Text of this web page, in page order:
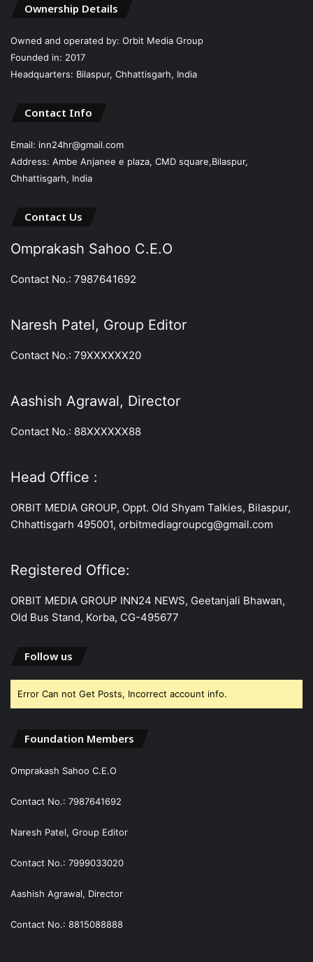
Ownership Details
Owned and operated by: Orbit Media Group
Founded in: 2017
Headquarters: Bilaspur, Chhattisgarh, India
Contact Info
Email: inn24hr@gmail.com
Address: Ambe Anjanee e plaza, CMD square,Bilaspur,
Chhattisgarh, India
Contact Us
Omprakash Sahoo C.E.O
Contact No.: 7987641692
Naresh Patel, Group Editor
Contact No.: 79XXXXXX20
Aashish Agrawal, Director
Contact No.: 88XXXXXX88
Head Office :
ORBIT MEDIA GROUP, Oppt. Old Shyam Talkies, Bilaspur,
Chhattisgarh 495001, orbitmediagroupcg@gmail.com
Registered Office:
ORBIT MEDIA GROUP INN24 NEWS, Geetanjali Bhawan,
Old Bus Stand, Korba, CG-495677
Follow us
Error Can not Get Posts, Incorrect account info.
Foundation Members
Omprakash Sahoo C.E.O
Contact No.: 7987641692
Naresh Patel, Group Editor
Contact No.: 7999033020
Aashish Agrawal, Director
Contact No.: 8815088888